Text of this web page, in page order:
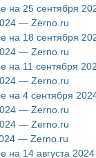
25 сентября
— Zerno.ru
18 сентября
— Zerno.ru
11 сентября
— Zerno.ru
4 сентября
— Zerno.ru
— Zerno.ru
— Zerno.ru
14 августа